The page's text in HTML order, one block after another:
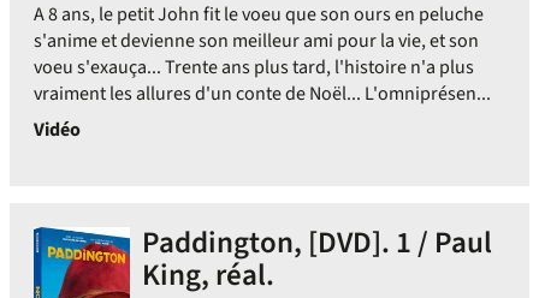
A 8 ans, le petit John fit le voeu que son ours en peluche
s'anime et devienne son meilleur ami pour la vie, et son
voeu s'exauça... Trente ans plus tard, l'histoire n'a plus
vraiment les allures d'un conte de Noël... L'omniprésen...
Vidéo
Paddington, [DVD]. 1 / Paul
King, réal.